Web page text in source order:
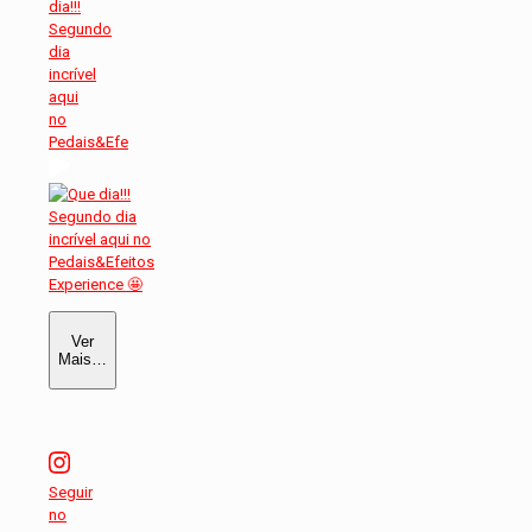
dia!!!
Segundo
dia
incrível
aqui
no
Pedais&Efe
Ver
Mais…
Seguir
no